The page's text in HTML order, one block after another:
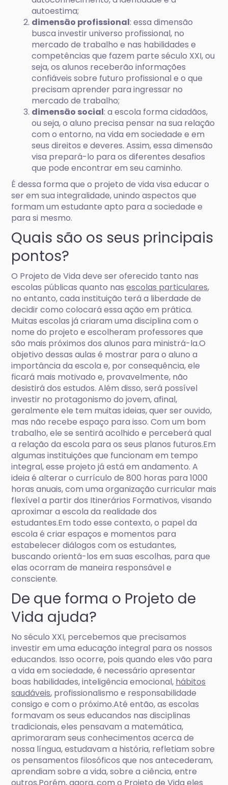
autoestima;
dimensão profissional: essa dimensão
busca investir universo profissional, no
mercado de trabalho e nas habilidades e
competências que fazem parte século XXI, ou
seja, os alunos receberão informações
confiáveis sobre futuro profissional e o que
precisam aprender para ingressar no
mercado de trabalho;
dimensão social: a escola forma cidadãos,
ou seja, o aluno precisa pensar na sua relação
com o entorno, na vida em sociedade e em
seus direitos e deveres. Assim, essa dimensão
visa prepará-lo para os diferentes desafios
que pode encontrar em seu caminho.
É dessa forma que o projeto de vida visa educar o
ser em sua integralidade, unindo aspectos que
formam um estudante apto para a sociedade e
para si mesmo.
Quais são os seus principais
pontos?
O Projeto de Vida deve ser oferecido tanto nas
escolas públicas quanto nasescolas particulares,
no entanto, cada instituição terá a liberdade de
decidir como colocará essa ação em prática.
Muitas escolas já criaram uma disciplina com o
nome do projeto e escolheram professores que
são mais próximos dos alunos para ministrá-la.O
objetivo dessas aulas é mostrar para o aluno a
importância da escola e, por consequência, ele
ficará mais motivado e, provavelmente, não
desistirá dos estudos. Além disso, será possível
investir no protagonismo do jovem, afinal,
geralmente ele tem muitas ideias, quer ser ouvido,
mas não recebe espaço para isso. Com um bom
trabalho, ele se sentirá acolhido e perceberá qual
a relação da escola para os seus planos futuros.Em
algumas instituições que funcionam em tempo
integral, esse projeto já está em andamento. A
ideia é alterar o currículo de 800 horas para 1000
horas anuais, com uma organização curricular mais
flexível a partir dos Itinerários Formativos, visando
aproximar a escola da realidade dos
estudantes.Em todo esse contexto, o papel da
escola é criar espaços e momentos para
estabelecer diálogos com os estudantes,
buscando orientá-los em suas escolhas, para que
elas ocorram de maneira responsável e
consciente.
De que forma o Projeto de
Vida ajuda?
No século XXI, percebemos que precisamos
investir em uma educação integral para os nossos
educandos. Isso ocorre, pois quando eles vão para
a vida em sociedade, é necessário apresentar
boas habilidades, inteligência emocional, hábitos
saudáveis, profissionalismo e responsabilidade
consigo e com o próximo.Até então, as escolas
formavam os seus educandos nas disciplinas
tradicionais, eles pensavam a matemática,
aprimoraram seus conhecimentos acerca de
nossa língua, estudavam a história, refletiam sobre
os pensamentos filosóficos que nos antecederam,
aprendiam sobre a vida, sobre a ciência, entre